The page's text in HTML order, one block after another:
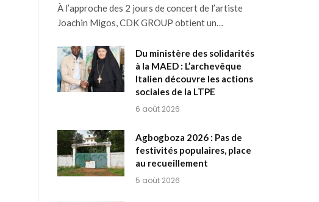
À l’approche des 2 jours de concert de l’artiste
Joachin Migos, CDK GROUP obtient un…
Du ministère des solidarités
à la MAED : L’archevêque
Italien découvre les actions
sociales de la LTPE
6 août 2026
Agbogboza 2026 : Pas de
festivités populaires, place
au recueillement
5 août 2026